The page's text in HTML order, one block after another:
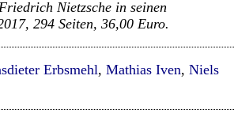
Nietzsche in seinen
294 Seiten, 36,00 Euro.
Erbsmehl, Mathias Iven, Niels